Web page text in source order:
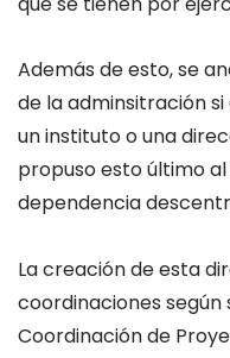
Además de esto, se
de la adminsitración
un instituto o una
propuso esto último
dependencia
La creación de esta
coordinaciones según
Coordinación de